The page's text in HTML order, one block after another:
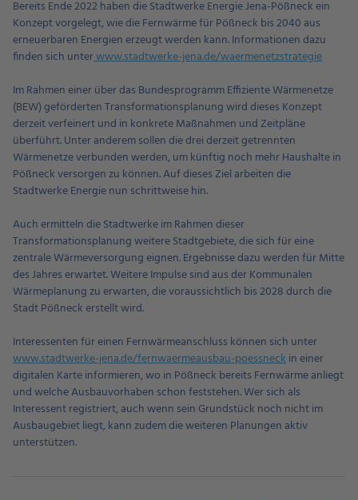
Bereits Ende 2022 haben die Stadtwerke Energie Jena-Pößneck ein
Konzept vorgelegt, wie die Fernwärme für Pößneck bis 2040 aus
erneuerbaren Energien erzeugt werden kann. Informationen dazu
finden sich unterwww.stadtwerke-jena.de/waermenetzstrategie
Im Rahmen einer über das Bundesprogramm Effiziente Wärmenetze
(BEW) geförderten Transformationsplanung wird dieses Konzept
derzeit verfeinert und in konkrete Maßnahmen und Zeitpläne
überführt. Unter anderem sollen die drei derzeit getrennten
Wärmenetze verbunden werden, um künftig noch mehr Haushalte in
Pößneck versorgen zu können. Auf dieses Ziel arbeiten die
Stadtwerke Energie nun schrittweise hin.
Auch ermitteln die Stadtwerke im Rahmen dieser
Transformationsplanung weitere Stadtgebiete, die sich für eine
zentrale Wärmeversorgung eignen. Ergebnisse dazu werden für Mitte
des Jahres erwartet. Weitere Impulse sind aus der Kommunalen
Wärmeplanung zu erwarten, die voraussichtlich bis 2028 durch die
Stadt Pößneck erstellt wird.
Interessenten für einen Fernwärmeanschluss können sich unter
www.stadtwerke-jena.de/fernwaermeausbau-poessneckin einer
digitalen Karte informieren, wo in Pößneck bereits Fernwärme anliegt
und welche Ausbauvorhaben schon feststehen. Wer sich als
Interessent registriert, auch wenn sein Grundstück noch nicht im
Ausbaugebiet liegt, kann zudem die weiteren Planungen aktiv
unterstützen.